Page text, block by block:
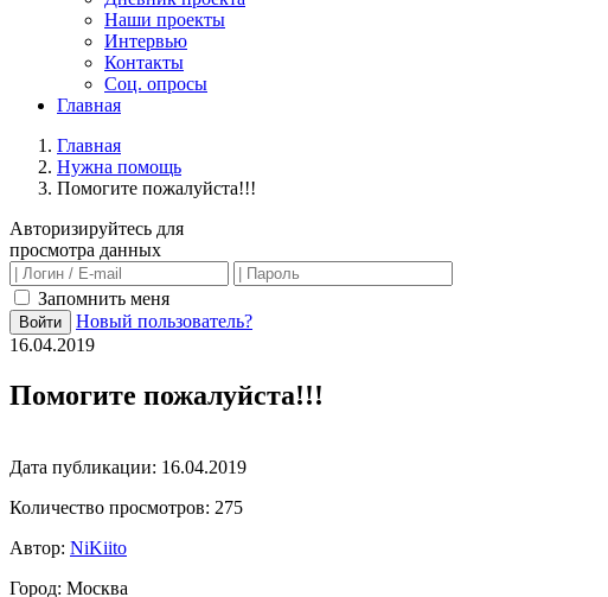
Наши проекты
Интервью
Контакты
Соц. опросы
Главная
Главная
Нужна помощь
Помогите пожалуйста!!!
Авторизируйтесь для
просмотра данных
Запомнить меня
Войти
Новый пользователь?
16.04.2019
Помогите пожалуйста!!!
Дата публикации: 16.04.2019
Количество просмотров: 275
Автор: NiKiito
Город: Москва